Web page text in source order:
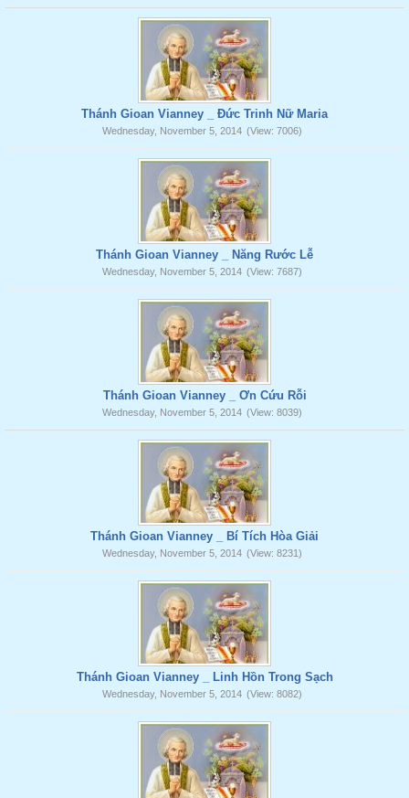
Thánh Gioan Vianney _ Đức Trinh Nữ Maria
Wednesday, November 5, 2014 (View: 7006)
Thánh Gioan Vianney _ Năng Rước Lễ
Wednesday, November 5, 2014 (View: 7687)
Thánh Gioan Vianney _ Ơn Cứu Rỗi
Wednesday, November 5, 2014 (View: 8039)
Thánh Gioan Vianney _ Bí Tích Hòa Giải
Wednesday, November 5, 2014 (View: 8231)
Thánh Gioan Vianney _ Linh Hồn Trong Sạch
Wednesday, November 5, 2014 (View: 8082)